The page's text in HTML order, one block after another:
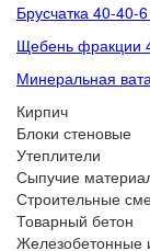
Брусчатка 40-40-
Щебень фракции
Минеральная
Кирпич
Блоки стеновые
Утеплители
Сыпучие
Строительные
Товарный бетон
Железобетонные